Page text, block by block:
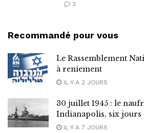
3
Recommandé pour vous
Le Rassemblement
à reniement
IL Y A 2 JOURS
30 juillet 1945 : le
Indianapolis, six
IL Y A 7 JOURS